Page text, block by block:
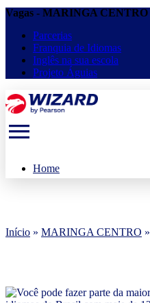
Vagas - MARINGA CENTRO
Parcerias
Franquia de Idiomas
Inglês na sua escola
Projeto Águias
menu
Home
Início » MARINGA CENTRO »